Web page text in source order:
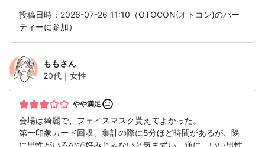
投稿日時：2026-07-26 11:10（OTOCON(オトコン)のパー
ティーに参加）
ももさん
20代｜女性
やや満足
会場は綺麗で、フェイスマスク貰えてよかった。
第一印象カード回収、集計の際に5分ほど時間があるが、隣